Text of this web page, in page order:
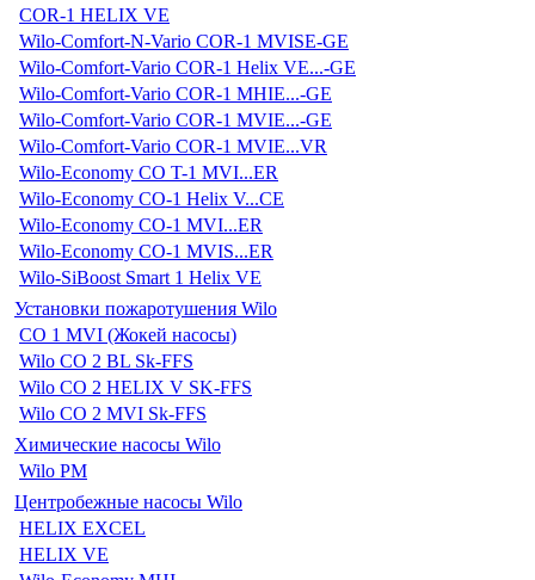
COR-1 HELIX VE
Wilo-Comfort-N-Vario COR-1 MVISE-GE
Wilo-Comfort-Vario COR-1 Helix VE...-GE
Wilo-Comfort-Vario COR-1 MHIE...-GE
Wilo-Comfort-Vario COR-1 MVIE...-GE
Wilo-Comfort-Vario COR-1 MVIE...VR
Wilo-Economy CO T-1 MVI...ER
Wilo-Economy CO-1 Helix V...CE
Wilo-Economy CO-1 MVI...ER
Wilo-Economy CO-1 MVIS...ER
Wilo-SiBoost Smart 1 Helix VE
Установки пожаротушения Wilo
CO 1 MVI (Жокей насосы)
Wilo CO 2 BL Sk-FFS
Wilo CO 2 HELIX V SK-FFS
Wilo CO 2 MVI Sk-FFS
Химические насосы Wilo
Wilo PM
Центробежные насосы Wilo
HELIX EXCEL
HELIX VE